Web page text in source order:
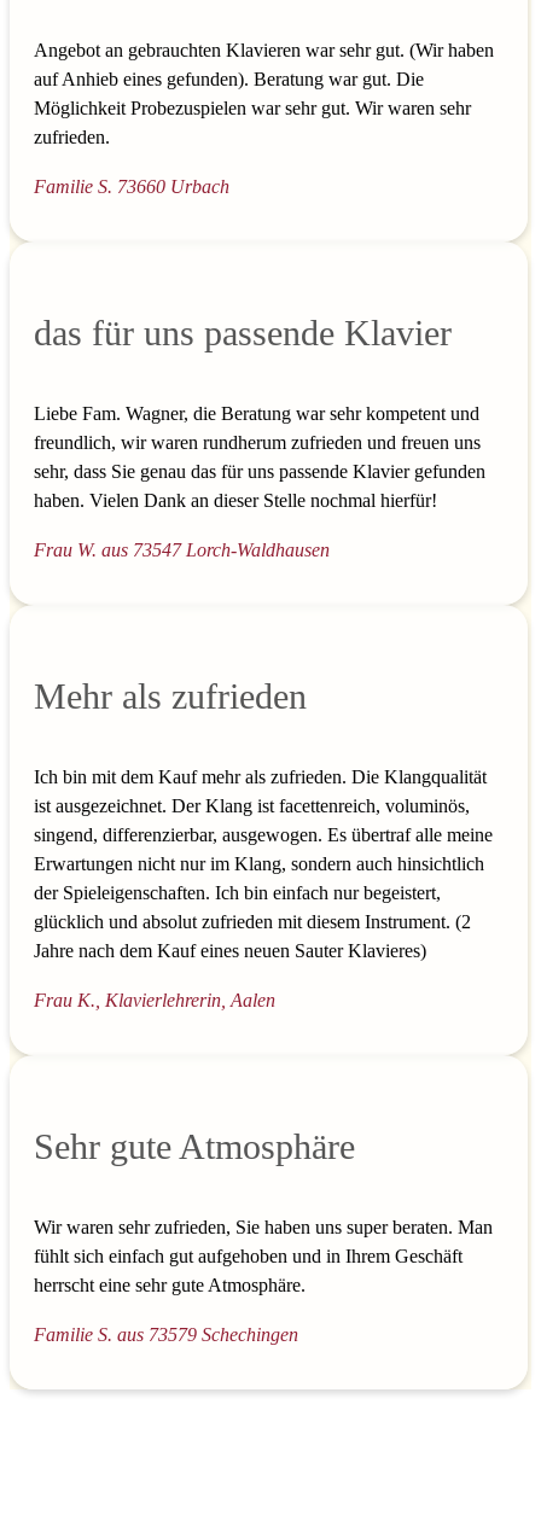
Angebot an gebrauchten Klavieren war sehr gut. (Wir haben
auf Anhieb eines gefunden). Beratung war gut. Die
Möglichkeit Probezuspielen war sehr gut. Wir waren sehr
zufrieden.
Familie S. 73660 Urbach
das für uns passende Klavier
Liebe Fam. Wagner, die Beratung war sehr kompetent und
freundlich, wir waren rundherum zufrieden und freuen uns
sehr, dass Sie genau das für uns passende Klavier gefunden
haben. Vielen Dank an dieser Stelle nochmal hierfür!
Frau W. aus 73547 Lorch-Waldhausen
Mehr als zufrieden
Ich bin mit dem Kauf mehr als zufrieden. Die Klangqualität
ist ausgezeichnet. Der Klang ist facettenreich, voluminös,
singend, differenzierbar, ausgewogen. Es übertraf alle meine
Erwartungen nicht nur im Klang, sondern auch hinsichtlich
der Spieleigenschaften. Ich bin einfach nur begeistert,
glücklich und absolut zufrieden mit diesem Instrument. (2
Jahre nach dem Kauf eines neuen Sauter Klavieres)
Frau K., Klavierlehrerin, Aalen
Sehr gute Atmosphäre
Wir waren sehr zufrieden, Sie haben uns super beraten. Man
fühlt sich einfach gut aufgehoben und in Ihrem Geschäft
herrscht eine sehr gute Atmosphäre.
Familie S. aus 73579 Schechingen